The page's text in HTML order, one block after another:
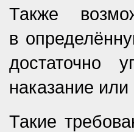
Также
в
достаточно
наказание
Такие